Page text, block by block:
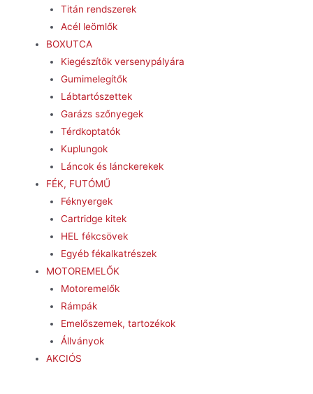
Titán rendszerek
Acél leömlők
BOXUTCA
Kiegészítők versenypályára
Gumimelegítők
Lábtartószettek
Garázs szőnyegek
Térdkoptatók
Kuplungok
Láncok és lánckerekek
FÉK, FUTÓMŰ
Féknyergek
Cartridge kitek
HEL fékcsövek
Egyéb fékalkatrészek
MOTOREMELŐK
Motoremelők
Rámpák
Emelőszemek, tartozékok
Állványok
AKCIÓS